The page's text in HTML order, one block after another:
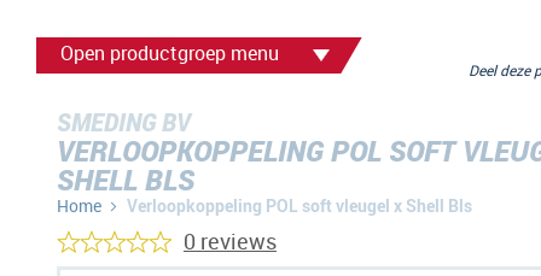
Open productgroep menu
SMEDING BV
VERLOOPKOPPELING POL SOFT
SHELL BLS
Home Verloopkoppeling POL soft vleugel x Shell Bls
Deel
0 reviews